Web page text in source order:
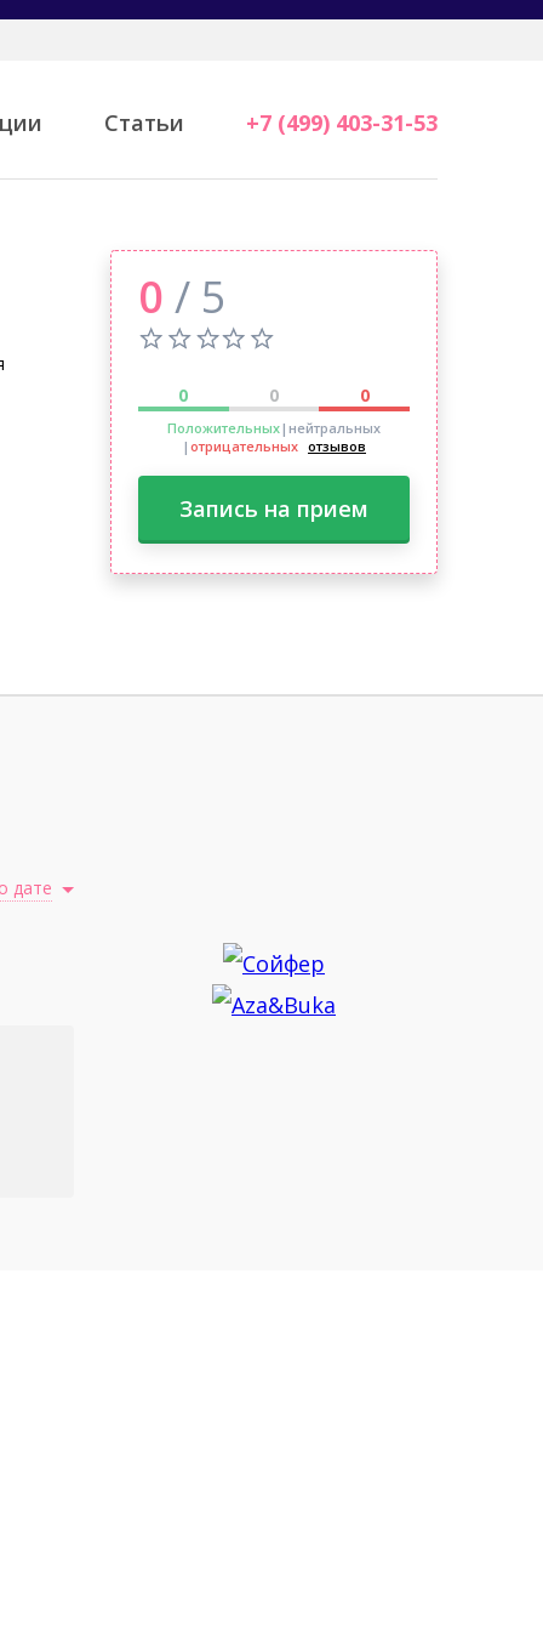
Статьи +7 (499) 403-31-53
0 / 5
0 0 0
Положительных|нейтральных
| отрицательных отзывов
Запись на прием
дате